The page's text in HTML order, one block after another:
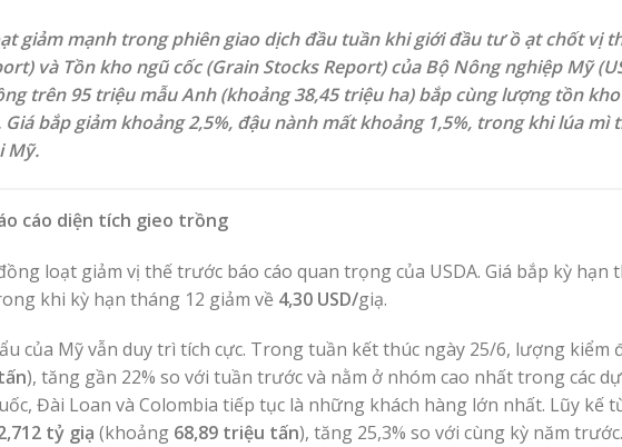
giảm mạnh trong phiên giao dịch đầu tuần khi giới đầu tư ồ ạt chốt vị
và Tồn kho ngũ cốc (Grain Stocks Report) của Bộ Nông nghiệp Mỹ
trên 95 triệu mẫu Anh (khoảng 38,45 triệu ha) bắp cùng lượng tồn
bắp giảm khoảng 2,5%, đậu nành mất khoảng 1,5%, trong khi lúa mì
Mỹ.
cáo diện tích gieo trồng
loạt giảm vị thế trước báo cáo quan trọng của USDA. Giá bắp kỳ hạn
khi kỳ hạn tháng 12 giảm về 4,30 USD/giạ.
của Mỹ vẫn duy trì tích cực. Trong tuần kết thúc ngày 25/6, lượng kiểm
), tăng gần 22% so với tuần trước và nằm ở nhóm cao nhất trong các
Đài Loan và Colombia tiếp tục là những khách hàng lớn nhất. Lũy kế
tỷ giạ (khoảng 68,89 triệu tấn), tăng 25,3% so với cùng kỳ năm trước.